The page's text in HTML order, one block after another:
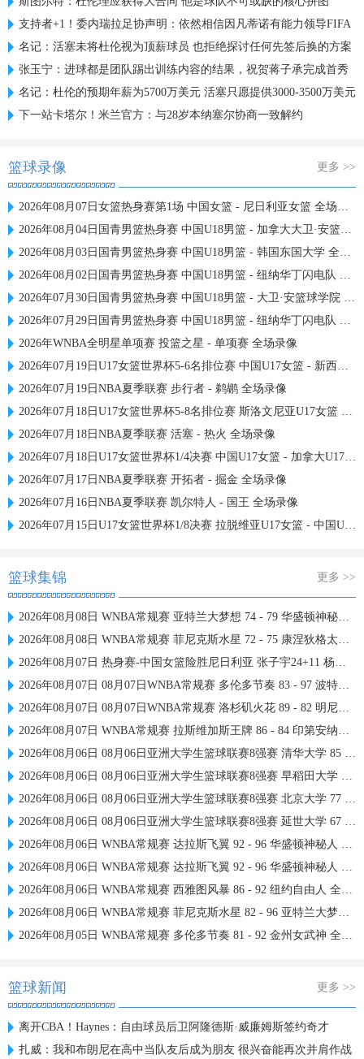
支持者+1！委内瑞拉足协声明：依然相信因凡蒂诺有能力领导FIFA
名记：活塞未将杜伦视为顶薪球员 也拒绝探讨任何先签后换的方案
张玉宁：进球都是团队踢出训练内容的结果，祝贺蒋子承完成首秀
名记：杜伦的预期年薪为5700万美元 活塞只愿提供3000-3500万美元
下一站卡塔尔！米兰官方：与28岁本纳塞尔协商一致解约
篮球录像 更多 >>
2026年08月07日女篮热身赛第1场 中国女篮 - 尼日利亚女篮 全场录像
2026年08月04日国青男篮热身赛 中国U18男篮 - 加拿大大卫·安篮球学院 全场录像
2026年08月03日国青男篮热身赛 中国U18男篮 - 韩国东国大学 全场录像
2026年08月02日国青男篮热身赛 中国U18男篮 - 纽纳华丁闪电队 全场录像
2026年07月30日国青男篮热身赛 中国U18男篮 - 大卫·安篮球学院 全场录像
2026年07月29日国青男篮热身赛 中国U18男篮 - 纽纳华丁闪电队 全场录像
2026年WNBA全明星单项赛 投篮之星 - 单项赛 全场录像
2026年07月19日U17女篮世界杯5-6名排位赛 中国U17女篮 - 新西兰U17女篮 全场录像
2026年07月19日NBA夏季联赛 步行者 - 鹈鹕 全场录像
2026年07月18日U17女篮世界杯5-8名排位赛 斯洛文尼亚U17女篮 - 中国U17女篮 全场录像
2026年07月18日NBA夏季联赛 活塞 - 热火 全场录像
2026年07月18日U17女篮世界杯1/4决赛 中国U17女篮 - 加拿大U17女篮 录像
2026年07月17日NBA夏季联赛 开拓者 - 掘金 全场录像
2026年07月16日NBA夏季联赛 凯尔特人 - 国王 全场录像
2026年07月15日U17女篮世界杯1/8决赛 拉脱维亚U17女篮 - 中国U17女篮 录像
篮球集锦 更多 >>
2026年08月08日 WNBA常规赛 亚特兰大梦想 74 - 79 华盛顿神秘人 全场集锦
2026年08月08日 WNBA常规赛 菲尼克斯水星 72 - 75 康涅狄格太阳 全场集锦
2026年08月07日 热身赛-中国女篮险胜尼日利亚 张子宇24+11 杨舒予12+6
2026年08月07日 08月07日WNBA常规赛 多伦多节奏 83 - 97 波特兰火焰 集锦
2026年08月07日 08月07日WNBA常规赛 洛杉矶火花 89 - 82 明尼苏达山猫 全场集锦
2026年08月07日 WNBA常规赛 拉斯维加斯王牌 86 - 84 印第安纳狂热 全场集锦
2026年08月06日 08月06日亚洲大学生篮球联赛8强赛 清华大学 85 - 81 菲律宾大学 集锦
2026年08月06日 08月06日亚洲大学生篮球联赛8强赛 早稻田大学 78 - 71 高丽大学 集锦
2026年08月06日 08月06日亚洲大学生篮球联赛8强赛 北京大学 77 - 79 上海交通大学 集锦
2026年08月06日 08月06日亚洲大学生篮球联赛8强赛 延世大学 67 - 72 政治大学 集锦
2026年08月06日 WNBA常规赛 达拉斯飞翼 92 - 96 华盛顿神秘人 全场集锦
2026年08月06日 WNBA常规赛 达拉斯飞翼 92 - 96 华盛顿神秘人 全场集锦
2026年08月06日 WNBA常规赛 西雅图风暴 86 - 92 纽约自由人 全场集锦
2026年08月06日 WNBA常规赛 菲尼克斯水星 82 - 96 亚特兰大梦想 全场集锦
2026年08月05日 WNBA常规赛 多伦多节奏 81 - 92 金州女武神 全场集锦
篮球新闻 更多 >>
离开CBA！Haynes：自由球员后卫阿隆德斯·威廉姆斯签约奇才
扎威：我和布朗尼在高中当队友后成为朋友 很兴奋能再次并肩作战